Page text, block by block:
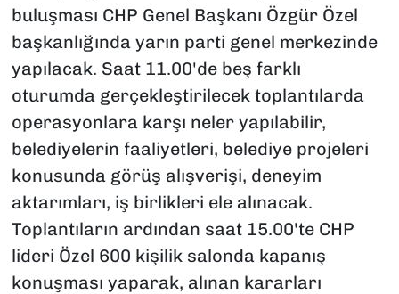
buluşması CHP Genel Başkanı Özgür Özel
başkanlığında yarın parti genel merkezinde
yapılacak. Saat 11.00'de beş farklı
oturumda gerçekleştirilecek toplantılarda
operasyonlara karşı neler yapılabilir,
belediyelerin faaliyetleri, belediye projeleri
konusunda görüş alışverişi, deneyim
aktarımları, iş birlikleri ele alınacak.
Toplantıların ardından saat 15.00'te CHP
lideri Özel 600 kişilik salonda kapanış
konuşması yaparak, alınan kararları